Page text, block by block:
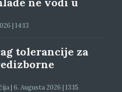
| 14:13
tolerancije za
| 6. Augusta 2026 | 13:15